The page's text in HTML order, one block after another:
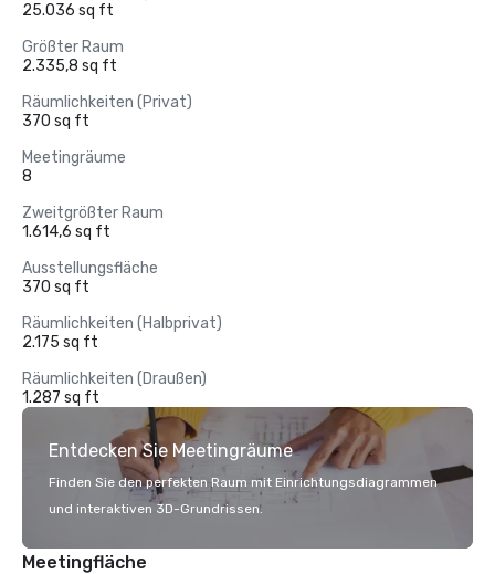
25.036 sq ft
Größter Raum
2.335,8 sq ft
Räumlichkeiten (Privat)
370 sq ft
Meetingräume
8
Zweitgrößter Raum
1.614,6 sq ft
Ausstellungsfläche
370 sq ft
Räumlichkeiten (Halbprivat)
2.175 sq ft
Räumlichkeiten (Draußen)
1.287 sq ft
Entdecken Sie Meetingräume
Finden Sie den perfekten Raum mit Einrichtungsdiagrammen
und interaktiven 3D-Grundrissen.
Meetingfläche